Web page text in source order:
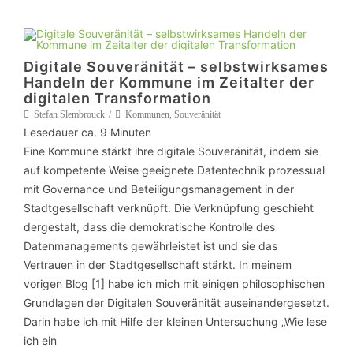
Digitale Souveränität – selbstwirksames
Handeln der Kommune im Zeitalter der
digitalen Transformation
Stefan Slembrouck Kommunen, Souveränität
Lesedauer ca. 9 Minuten
Eine Kommune stärkt ihre digitale Souveränität, indem sie
auf kompetente Weise geeignete Datentechnik prozessual
mit Governance und Beteiligungsmanagement in der
Stadtgesellschaft verknüpft. Die Verknüpfung geschieht
dergestalt, dass die demokratische Kontrolle des
Datenmanagements gewährleistet ist und sie das
Vertrauen in der Stadtgesellschaft stärkt. In meinem
vorigen Blog [1] habe ich mich mit einigen philosophischen
Grundlagen der Digitalen Souveränität auseinandergesetzt.
Darin habe ich mit Hilfe der kleinen Untersuchung „Wie lese
ich ein